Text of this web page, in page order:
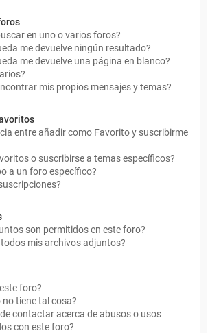
en uno o varios foros?
me devuelve ningún resultado?
me devuelve una página en blanco?
mis propios mensajes y temas?
entre añadir como Favorito y suscribirme
o suscribirse a temas específicos?
a un foro específico?
son permitidos en este foro?
mis archivos adjuntos?
foro?
tiene tal cosa?
contactar acerca de abusos o usos
con este foro?